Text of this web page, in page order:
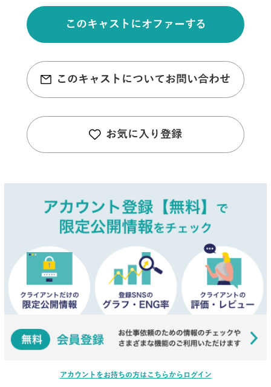
このキャストにオファーする
このキャストについてお問い合わせ
お気に入り登録
アカウントをお持ちの方はこちらからログイン